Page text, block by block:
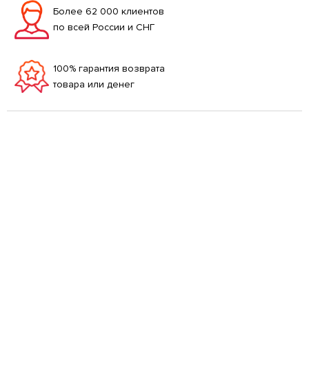
Более 62 000 клиентов
по всей России и СНГ
100% гарантия возврата
товара или денег